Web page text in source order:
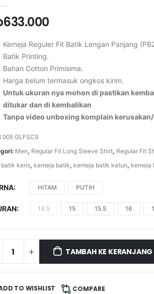
633.000
Kemeja Reguler Fit Batik Lengan Panjang
Batik Printing.
Bahan Cotton Primisima.
Harga belum termasuk ongkos kirim.
Untuk ukuran nya mohon di pastikan
ditukar dan di kembalikan
Tanpa video unboxing komplain
005 GLFSC9
Men, Regular Fit Long Sleeve Shirt, Regular Fit
batik keris, kemeja batik, kemeja batik katun, kemeja
HITAM PUTIH
14.5 15 15.5 16
TAMBAH KE KERANJANG
TO WISHLIST COMPARE